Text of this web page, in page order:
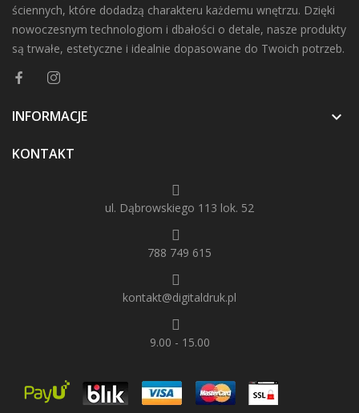
ściennych, które dodadzą charakteru każdemu wnętrzu. Dzięki
nowoczesnym technologiom i dbałości o detale, nasze produkty
są trwałe, estetyczne i idealnie dopasowane do Twoich potrzeb.
INFORMACJE 
KONTAKT
ul. Dąbrowskiego 113 lok. 52
788 749 615
kontakt@digitaldruk.pl
9.00 - 15.00